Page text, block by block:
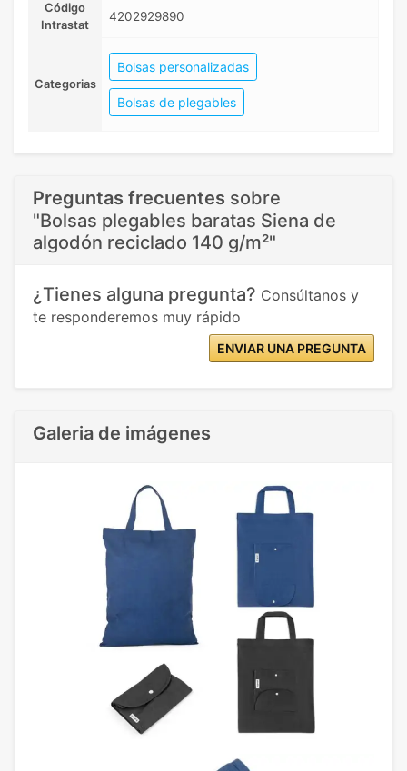
Código
Intrastat
4202929890
Categorias
Bolsas personalizadas
Bolsas de plegables
Preguntas frecuentes sobre
"Bolsas plegables baratas Siena de
algodón reciclado 140 g/m²"
¿Tienes alguna pregunta? Consúltanos y
te responderemos muy rápido
ENVIAR UNA PREGUNTA
Galeria de imágenes